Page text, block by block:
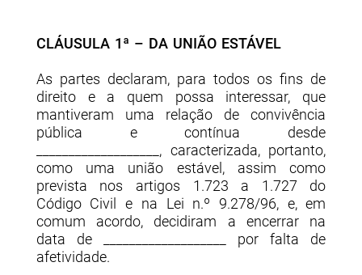
CLÁUSULA 1ª – DA UNIÃO ESTÁVEL
As partes declaram, para todos os fins de
direito e a quem possa interessar, que
mantiveram uma relação de convivência
pública e contínua desde
___________________, caracterizada, portanto,
como uma união estável, assim como
prevista nos artigos 1.723 a 1.727 do
Código Civil e na Lei n.º 9.278/96, e, em
comum acordo, decidiram a encerrar na
data de ___________________ por falta de
afetividade.